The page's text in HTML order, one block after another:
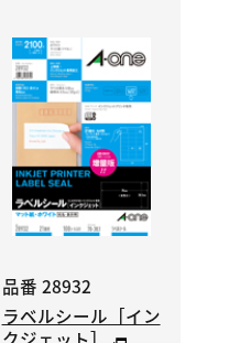
品番 28932
ラベルシール［イン